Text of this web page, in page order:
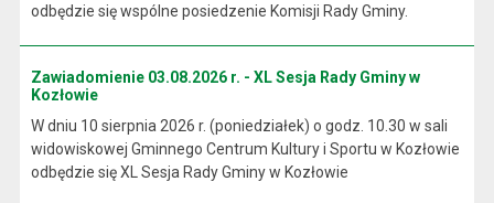
odbędzie się wspólne posiedzenie Komisji Rady Gminy.
Zawiadomienie 03.08.2026 r. - XL Sesja Rady Gminy w
Kozłowie
W dniu 10 sierpnia 2026 r. (poniedziałek) o godz. 10.30 w sali
widowiskowej Gminnego Centrum Kultury i Sportu w Kozłowie
odbędzie się XL Sesja Rady Gminy w Kozłowie